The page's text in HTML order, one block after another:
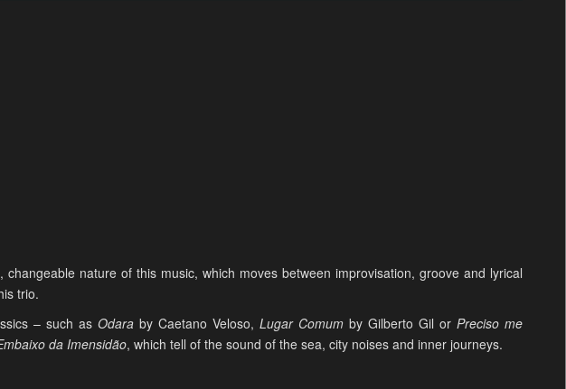
nature of this music, which moves between improvisation, groove and lyrical
trio.
– such asOdara by Caetano Veloso,Lugar Comum by Gilberto Gil orPreciso me
da Imensidão, which tell of the sound of the sea, city noises and inner journeys.